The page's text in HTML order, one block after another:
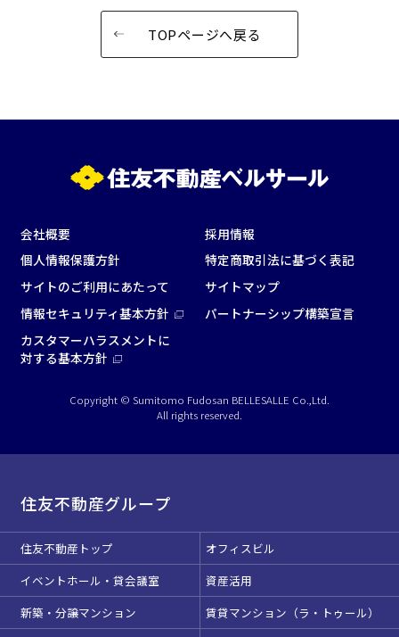
TOPページへ戻る
会社概要
採用情報
個人情報保護方針
特定商取引法に基づく表記
サイトのご利用にあたって
サイトマップ
情報セキュリティ基本方針
パートナーシップ構築宣言
カスタマーハラスメントに
対する基本方針
Copyright © Sumitomo Fudosan BELLESALLE Co.,Ltd.
All rights reserved.
住友不動産グループ
住友不動産トップ
オフィスビル
イベントホール・貸会議室
資産活用
新築・分譲マンション
賃貸マンション（ラ・トゥール）